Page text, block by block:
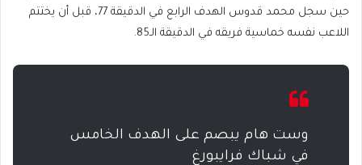
حين سجل محمد قدوس الهدف الرابع في الدقيقة 77، قبل أن يختتم
اللاعب نفسه خماسية فريقه في الدقيقة الـ85.
وست هام يبصم على الهدف الخامس
في شباك فرايبورغ